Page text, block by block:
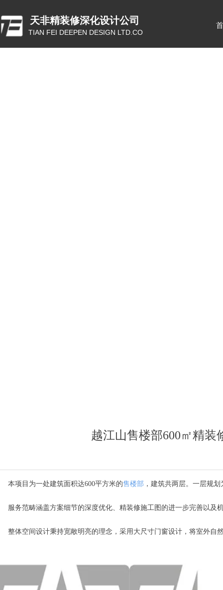
TIAN FEI DEEPEN DESIGN LTD.CO
天非精装修深化设计公司
越江山售楼部600㎡精装
本项目为一处建筑面积达600平方米的售楼部 ，建筑共两层。一层规
服务范畴涵盖方案细节的深度优化、精装修施工图的进一步完善以及
整体空间设计秉持宽敞明亮的理念，采用大尺寸门窗设计，将室外自